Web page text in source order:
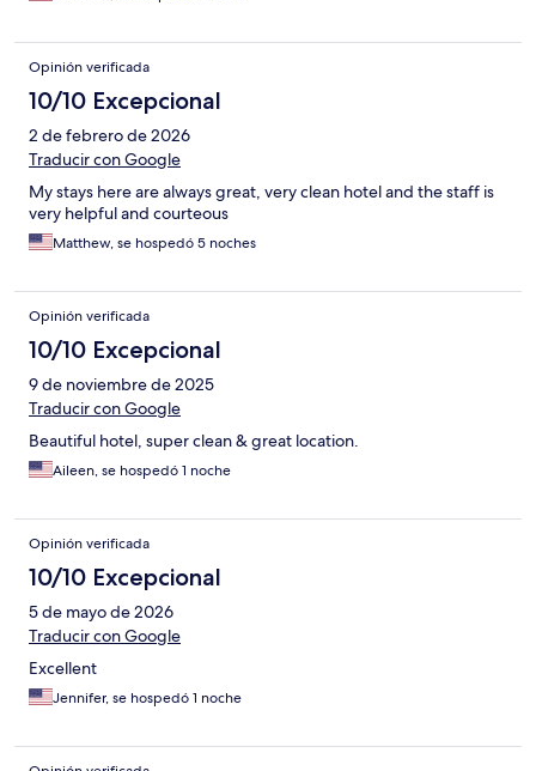
Opinión verificada
10/10 Excepcional
2 de febrero de 2026
Traducir con Google
My stays here are always great, very clean hotel and the staff is
very helpful and courteous
Matthew, se hospedó 5 noches
Opinión verificada
10/10 Excepcional
9 de noviembre de 2025
Traducir con Google
Beautiful hotel, super clean & great location.
Aileen, se hospedó 1 noche
Opinión verificada
10/10 Excepcional
5 de mayo de 2026
Traducir con Google
Excellent
Jennifer, se hospedó 1 noche